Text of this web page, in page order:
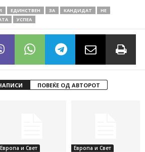
ЕДИНСТВЕН ЗА КАНДИДАТ
НЕ
УСПЕА
ПОВЕЌЕ ОД АВТОРОТ
Европа и Свет Европа и Свет